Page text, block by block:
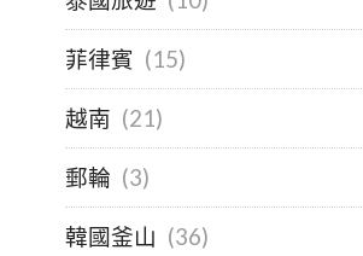
菲律賓 (15)
越南 (21)
郵輪 (3)
韓國釜山 (36)